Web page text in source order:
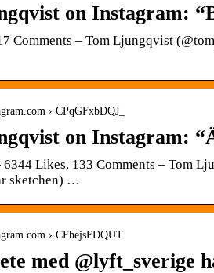
on Instagram:
Comments – Tom Ljungqvist
› CPqGFxbDQJ_
on Instagram:
Likes, 133 Comments – Tom
sketchen) …
› CFhejsFDQUT
med